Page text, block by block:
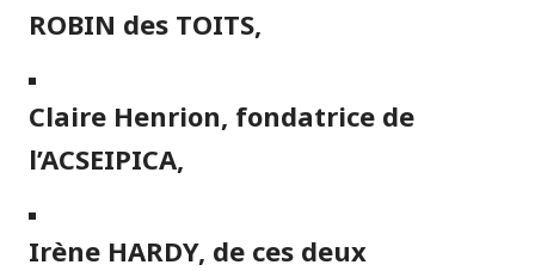
ROBIN des TOITS,
Claire Henrion, fondatrice de
l’ACSEIPICA,
Irène HARDY, de ces deux